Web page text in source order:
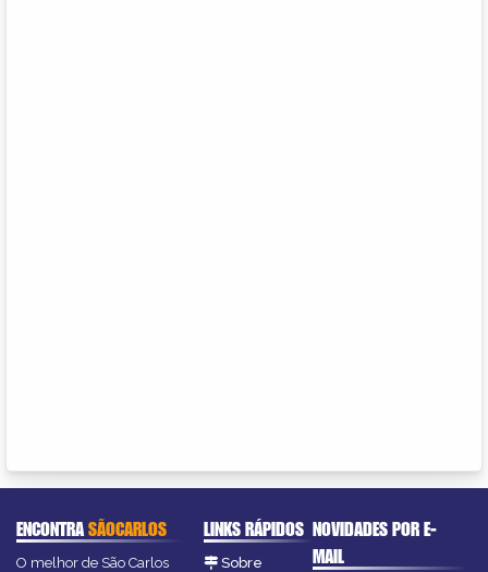
ENCONTRASÃOCARLOS
O melhor de São Carlos
LINKS RÁPIDOS
Sobre
NOVIDADES POR E-
MAIL